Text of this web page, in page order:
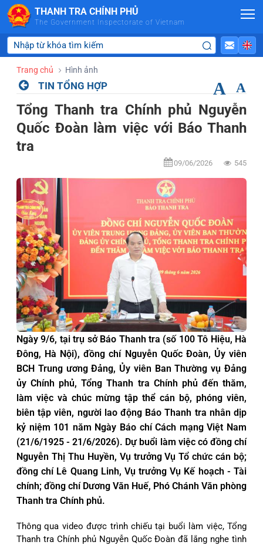
Skip to Main Content
THANH TRA CHÍNH PHỦ
The Government Inspectorate of Vietnam
Trang chủ Hình ảnh
TIN TỔNG HỢP A A
Tổng Thanh tra Chính phủ Nguyễn
Quốc Đoàn làm việc với Báo Thanh
tra
09/06/2026 545
Ngày 9/6, tại trụ sở Báo Thanh tra (số 100 Tô Hiệu, Hà
Đông, Hà Nội), đồng chí Nguyễn Quốc Đoàn, Ủy viên
BCH Trung ương Đảng, Ủy viên Ban Thường vụ Đảng
ủy Chính phủ, Tổng Thanh tra Chính phủ đến thăm,
làm việc và chúc mừng tập thể cán bộ, phóng viên,
biên tập viên, người lao động Báo Thanh tra nhân dịp
kỷ niệm 101 năm Ngày Báo chí Cách mạng Việt Nam
(21/6/1925 - 21/6/2026). Dự buổi làm việc có đồng chí
Nguyễn Thị Thu Huyền, Vụ trưởng Vụ Tổ chức cán bộ;
đồng chí Lê Quang Linh, Vụ trưởng Vụ Kế hoạch - Tài
chính; đồng chí Dương Văn Huế, Phó Chánh Văn phòng
Thanh tra Chính phủ.
Thông qua video được trình chiếu tại buổi làm việc, Tổng
Thanh tra Chính phủ Nguyễn Quốc Đoàn đã lắng nghe tình